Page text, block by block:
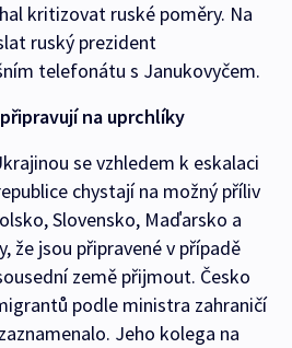
kritizovat ruské poměry. Na
ruský prezident
telefonátu s Janukovyčem.
na uprchlíky
se vzhledem k eskalaci
chystají na možný příliv
Slovensko, Maďarsko a
že jsou připravené v případě
země přijmout. Česko
podle ministra zahraničí
Jeho kolega na